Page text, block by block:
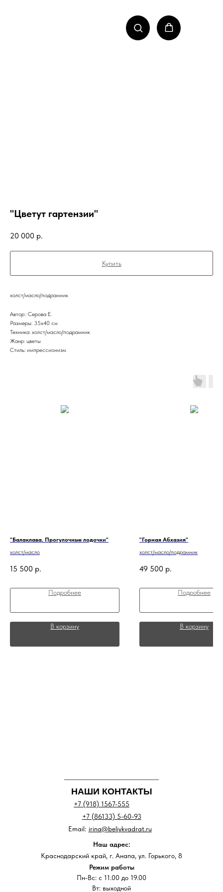
"Цветут гартензии"
20 000 р.
Купить
холст/масло/подрамник
Автор:: Серова Е.
Размеры: 35x40 см
Техника: холст/масло/подрамник
Жанр: цветы
Стиль: импрессионизм
"Балаклава. Прогулочные лодочки"
холст/масло
15 500 р.
Подробнее
В корзину
"Горная Абхазия"
холст/масло/подрамник
49 500 р.
Подробнее
В корзину
НАШИ КОНТАКТЫ
+7 (918) 1567-555
+7 (86133) 5-60-93
Наш адрес:
Краснодарский край, г. Анапа, ул. Горького, 8
Режим работы
Пн-Вс: с 11.00 до 19.00
Вт: выходной
irina@beliykvadrat.ru
Email: